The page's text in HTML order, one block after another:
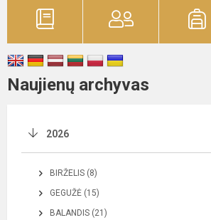
Naujienų archyvas
2026
BIRŽELIS (8)
GEGUŽĖ (15)
BALANDIS (21)